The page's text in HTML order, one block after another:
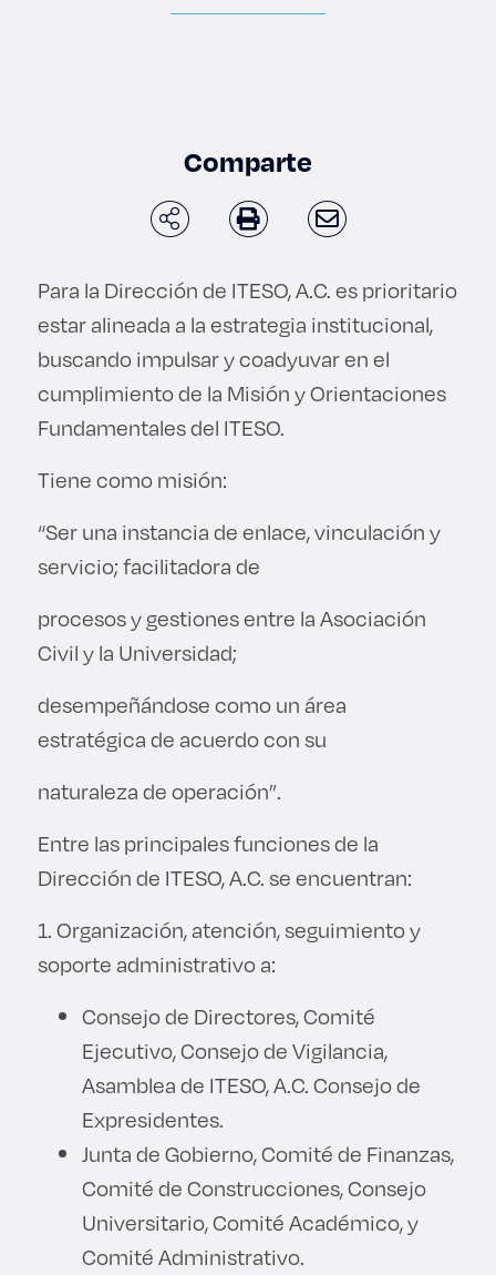
Lo más buscado
Carreras
Derecho
Prepa ITESO
Becas
Sustentabilidad
Comparte
Para la Dirección de ITESO, A.C. es prioritario
estar alineada a la estrategia institucional,
buscando impulsar y coadyuvar en el
cumplimiento de la Misión y Orientaciones
Fundamentales del ITESO.
Tiene como misión:
“Ser una instancia de enlace, vinculación y
servicio; facilitadora de
procesos y gestiones entre la Asociación
Civil y la Universidad;
desempeñándose como un área
estratégica de acuerdo con su
naturaleza de operación”.
Entre las principales funciones de la
Dirección de ITESO, A.C. se encuentran:
1. Organización, atención, seguimiento y
soporte administrativo a:
Consejo de Directores, Comité
Ejecutivo, Consejo de Vigilancia,
Asamblea de ITESO, A.C. Consejo de
Expresidentes.
Junta de Gobierno, Comité de Finanzas,
Comité de Construcciones, Consejo
Universitario, Comité Académico, y
Comité Administrativo.